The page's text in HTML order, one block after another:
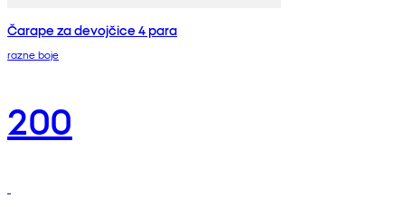
Čarape za devojčice 4 para
razne boje
200